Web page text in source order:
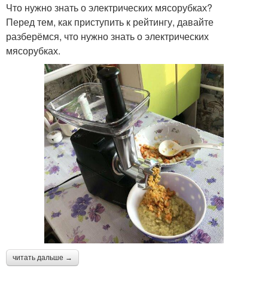
Что нужно знать о электрических мясорубках?
Перед тем, как приступить к рейтингу, давайте
разберёмся, что нужно знать о электрических
мясорубках.
читать дальше →